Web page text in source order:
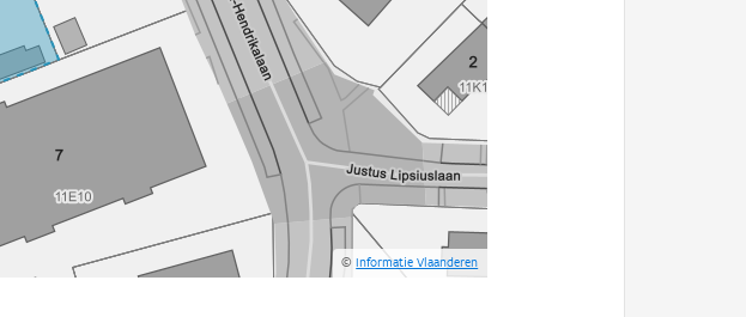
©Informatie Vlaanderen